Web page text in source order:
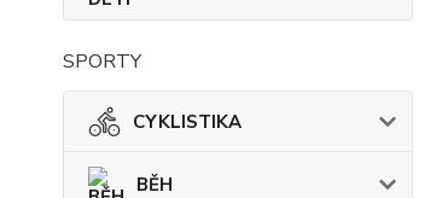
SPORTY
CYKLISTIKA
BĚH